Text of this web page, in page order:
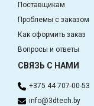
Поставщикам
Проблемы с заказом
Как оформить заказ
Вопросы и ответы
СВЯЗЬ С НАМИ
+375 44 707-00-53
info@3dtech.by